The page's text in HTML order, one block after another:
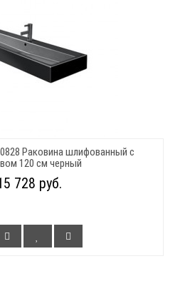
Раковина шлифованный с
120 см черный
728 руб.